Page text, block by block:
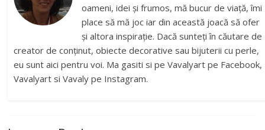
oameni, idei și frumos, mă bucur de viață, îmi
place să mă joc iar din această joacă să ofer
și altora inspirație. Dacă sunteți în căutare de
creator de conținut, obiecte decorative sau bijuterii cu perle,
eu sunt aici pentru voi. Ma gasiti si pe Vavalyart pe Facebook,
Vavalyart si Vavaly pe Instagram.